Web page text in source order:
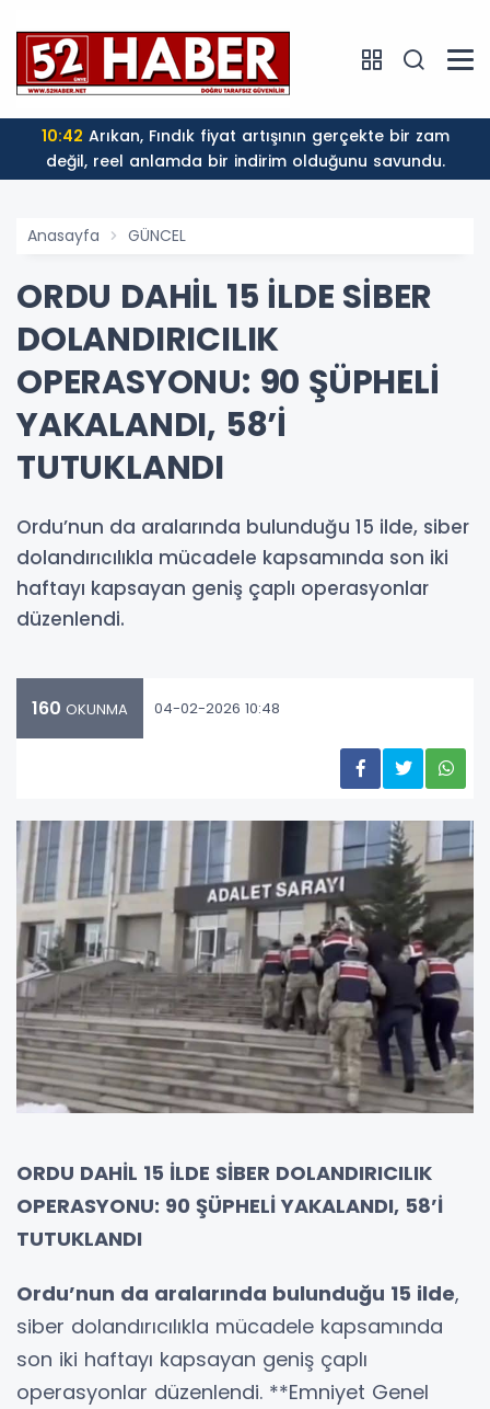
10:42
değil, reel anlamda bir indirim olduğunu savundu.
Anasayfa GÜNCEL
ORDU DAHİL 15 İLDE SİBER
DOLANDIRICILIK
OPERASYONU: 90 ŞÜPHELİ
YAKALANDI, 58’İ
TUTUKLANDI
Ordu’nun da aralarında bulunduğu 15 ilde, siber
dolandırıcılıkla mücadele kapsamında son iki
haftayı kapsayan geniş çaplı operasyonlar
düzenlendi.
160 OKUNMA 04-02-2026 10:48
ORDU DAHİL 15 İLDE SİBER DOLANDIRICILIK
OPERASYONU: 90 ŞÜPHELİ YAKALANDI, 58’İ
TUTUKLANDI
Ordu’nun da aralarında bulunduğu 15 ilde,
siber dolandırıcılıkla mücadele kapsamında
son iki haftayı kapsayan geniş çaplı
operasyonlar düzenlendi. **Emniyet Genel